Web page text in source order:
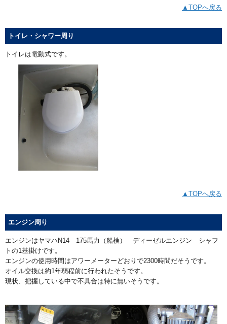
▲TOPへ戻る
トイレ・シャワー周り
トイレは電動式です。
▲TOPへ戻る
エンジン周り
エンジンはヤマハN14 175馬力（船検） ディーゼルエンジン シャフ
トの1基掛けです。
エンジンの使用時間はアワーメーターどおりで2300時間だそうです。
オイル交換は約1年弱程前に行われたそうです。
現状、把握している中で不具合は特に無いそうです。